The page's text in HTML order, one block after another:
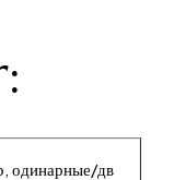
одинарные/дв